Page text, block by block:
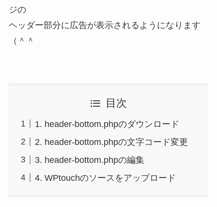
ジの
ヘッダー部分に広告が表示されるようになります
（＾＾
目次
1. header-bottom.phpのダウンロード
2. header-bottom.phpの文字コード変更
3. header-bottom.phpの編集
4. WPtouchのソースをアップロード